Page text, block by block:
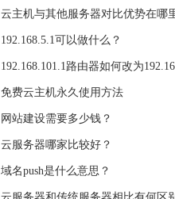
云主机与其他服务器对比优势在哪
192.168.5.1可以做什么？
192.168.101.1路由器如何改为
免费云主机永久使用方法
网站建设需要多少钱？
云服务器哪家比较好？
域名push是什么意思？